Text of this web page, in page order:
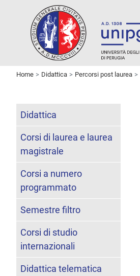
Home Didattica Percorsi post laurea
Didattica
Corsi di laurea e laurea
magistrale
Corsi a numero
programmato
Semestre filtro
Corsi di studio
internazionali
Didattica telematica